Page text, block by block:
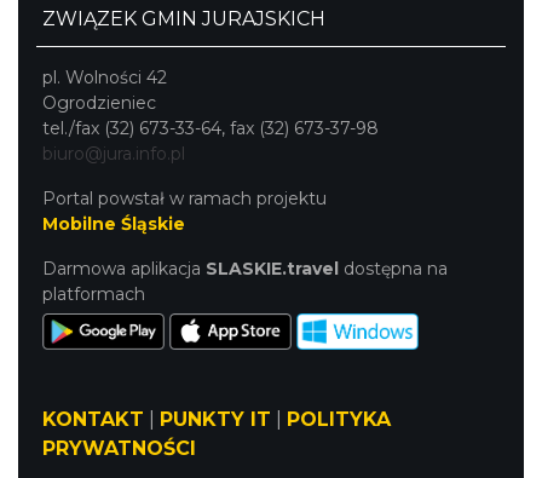
ZWIĄZEK GMIN JURAJSKICH
pl. Wolności 42
Ogrodzieniec
tel./fax (32) 673-33-64, fax (32) 673-37-98
biuro@jura.info.pl
Portal powstał w ramach projektu
Mobilne Śląskie
Darmowa aplikacja SLASKIE.travel dostępna na
platformach
KONTAKT PUNKTY IT
POLITYKA
PRYWATNOŚCI